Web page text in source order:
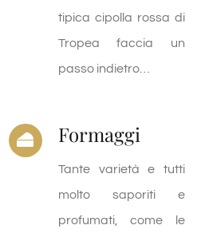
tipica cipolla rossa di
Tropea faccia un
passo indietro…
Formaggi
Tante varietà e tutti
molto saporiti e
profumati, come le